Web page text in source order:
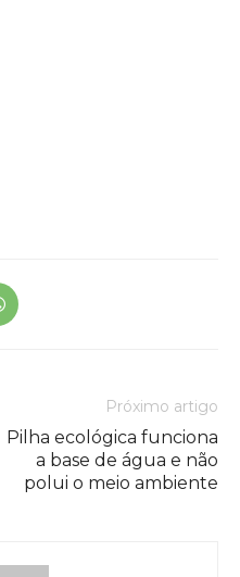
Próximo artigo
Pilha ecológica funciona
a base de água e não
polui o meio ambiente